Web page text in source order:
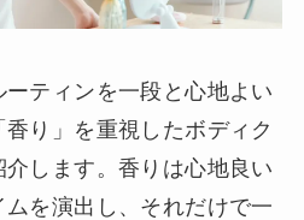
ティンを一段と心地よい
り」を重視したボディク
します。香りは心地良い
を演出し、それだけで一